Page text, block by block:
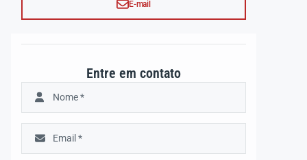
E-mail
Entre em contato